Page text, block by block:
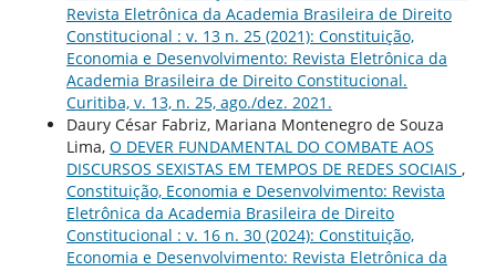
Revista Eletrônica da Academia Brasileira de Direito
Constitucional : v. 13 n. 25 (2021): Constituição,
Economia e Desenvolvimento: Revista Eletrônica da
Academia Brasileira de Direito Constitucional.
Curitiba, v. 13, n. 25, ago./dez. 2021.
Daury César Fabriz, Mariana Montenegro de Souza
Lima, O DEVER FUNDAMENTAL DO COMBATE AOS
DISCURSOS SEXISTAS EM TEMPOS DE REDES SOCIAIS ,
Constituição, Economia e Desenvolvimento: Revista
Eletrônica da Academia Brasileira de Direito
Constitucional : v. 16 n. 30 (2024): Constituição,
Economia e Desenvolvimento: Revista Eletrônica da